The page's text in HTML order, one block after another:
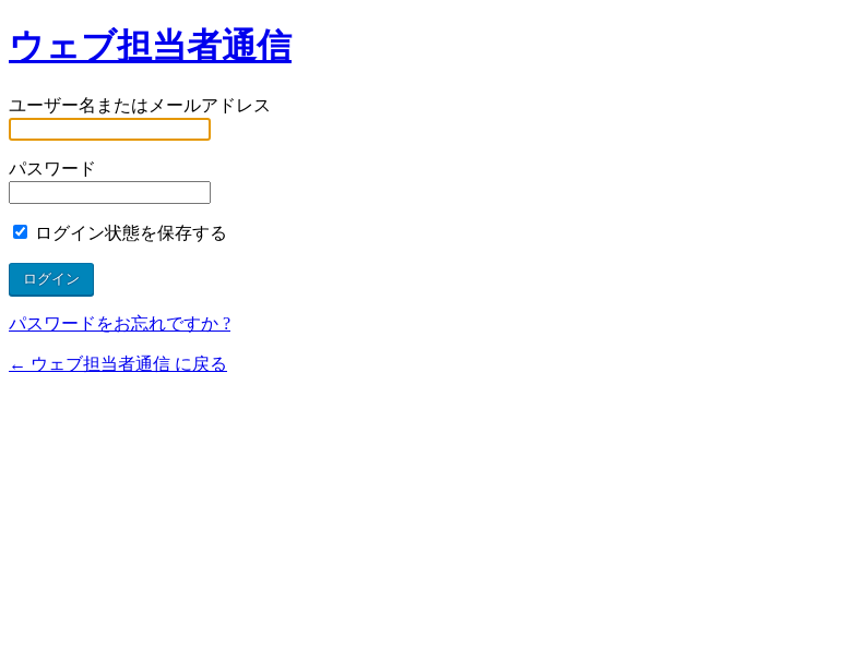
ウェブ担当者通信
ユーザー名またはメールアドレス
パスワード
ログイン状態を保存する
パスワードをお忘れですか ?
← ウェブ担当者通信 に戻る